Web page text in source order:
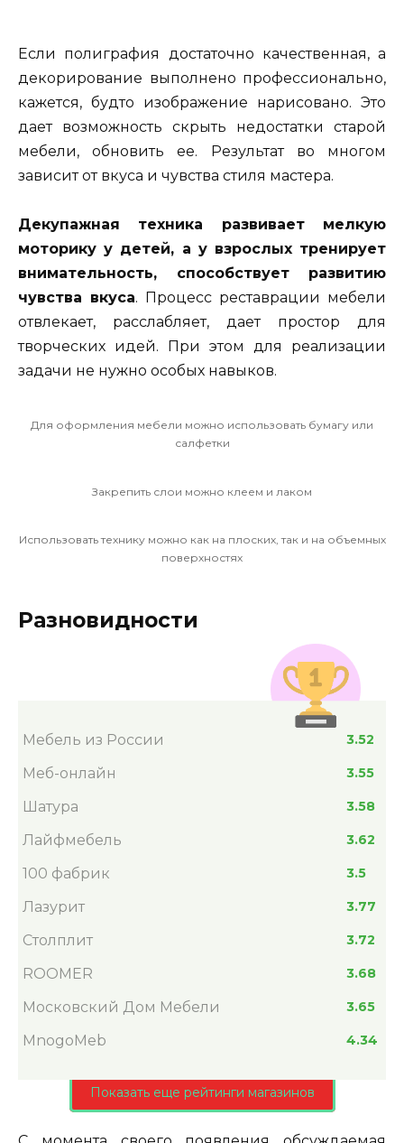
Если полиграфия достаточно качественная, а
декорирование выполнено профессионально,
кажется, будто изображение нарисовано. Это
дает возможность скрыть недостатки старой
мебели, обновить ее. Результат во многом
зависит от вкуса и чувства стиля мастера.
Декупажная техника развивает мелкую
моторику у детей, а у взрослых тренирует
внимательность, способствует развитию
чувства вкуса. Процесс реставрации мебели
отвлекает, расслабляет, дает простор для
творческих идей. При этом для реализации
задачи не нужно особых навыков.
Для оформления мебели можно использовать бумагу или
салфетки
Закрепить слои можно клеем и лаком
Использовать технику можно как на плоских, так и на объемных
поверхностях
Разновидности
Мебель из России 3.52
Меб-онлайн 3.55
Шатура 3.58
Лайфмебель 3.62
100 фабрик 3.5
Лазурит 3.77
Столплит 3.72
ROOMER 3.68
Московский Дом Мебели 3.65
MnogoMeb 4.34
Показать еще рейтинги магазинов